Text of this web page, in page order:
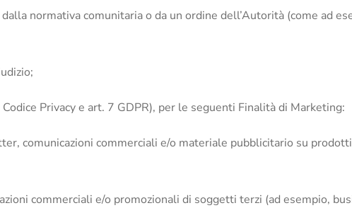
normativa comunitaria o da un ordine dell’Autorità (come ad
Privacy e art. 7 GDPR), per le seguenti Finalità di Marketing:
comunicazioni commerciali e/o materiale pubblicitario su
commerciali e/o promozionali di soggetti terzi (ad esempio,